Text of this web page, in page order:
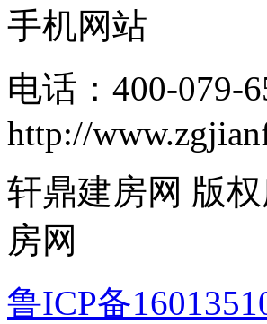
手机网站
电话：400-
http://
轩鼎建房网 版
房网
鲁ICP备